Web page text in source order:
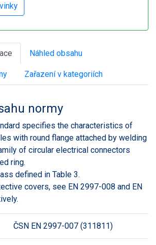
Náhled obsahu
Zařazení v kategoriích
normy
specifies the characteristics of
with round flange attached by welding
of circular electrical connectors
ring.
defined in Table 3.
covers, see EN 2997-008 and EN
ČSN EN 2997-007 (311811)